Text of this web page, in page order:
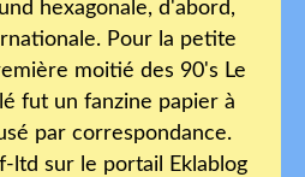
hexagonale, d'abord,
Pour la petite
moitié des 90's Le
fut un fanzine papier à
par correspondance.
ltd sur le portail Eklablog